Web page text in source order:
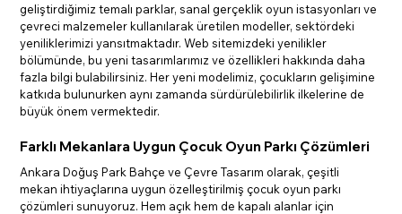
geliştirdiğimiz temalı parklar, sanal gerçeklik oyun istasyonları ve
çevreci malzemeler kullanılarak üretilen modeller, sektördeki
yeniliklerimizi yansıtmaktadır. Web sitemizdeki yenilikler
bölümünde, bu yeni tasarımlarımız ve özellikleri hakkında daha
fazla bilgi bulabilirsiniz. Her yeni modelimiz, çocukların gelişimine
katkıda bulunurken aynı zamanda sürdürülebilirlik ilkelerine de
büyük önem vermektedir.
Farklı Mekanlara Uygun Çocuk Oyun Parkı Çözümleri
Ankara Doğuş Park Bahçe ve Çevre Tasarım olarak, çeşitli
mekan ihtiyaçlarına uygun özelleştirilmiş çocuk oyun parkı
çözümleri sunuyoruz. Hem açık hem de kapalı alanlar için